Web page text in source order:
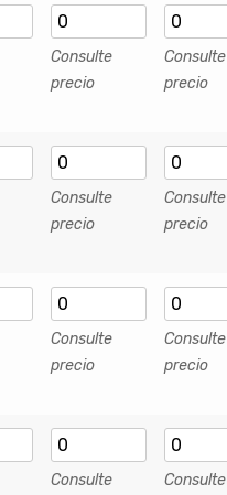
Consulte
precio
Consulte
precio
Consulte
precio
Consulte
precio
Consulte
precio
Consulte
precio
Consulte
Consulte